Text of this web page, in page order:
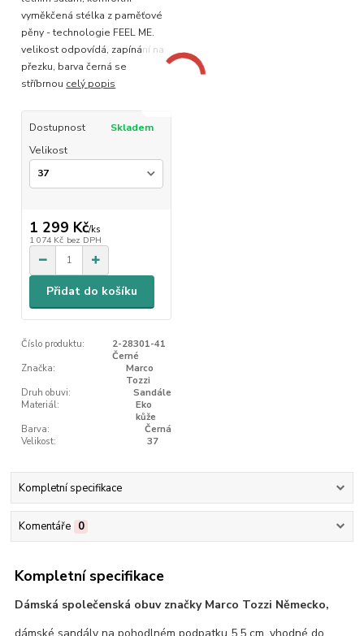
vyměkčená stélka z paměťové
pěny - technologie FEEL ME,
velikost odpovídá, zapínání na
přezku, barva černá se
stříbrnou celý popis
Dostupnost
Skladem
Velikost
1 299 Kč/ks
1 074 Kč bez DPH
Přidat do košíku
Číslo produktu:
2-28301-41
Černé
Značka:
Marco
Tozzi
Druh obuvi:
Sandále
Materiál:
Eko
kůže
Barva:
Černá
Velikost:
37
Kompletní specifikace
Komentáře 0
Kompletní specifikace
Dámská společenská obuv značky Marco Tozzi Německo,